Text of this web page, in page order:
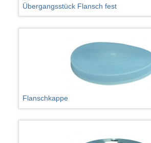
Übergangsstück Flansch fest
Flanschkappe